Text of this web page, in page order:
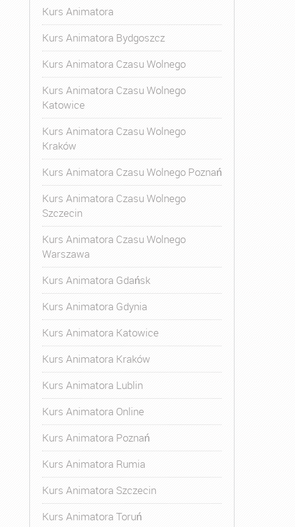
Kurs Animatora Czasu Wolnego,Kurs Animatora Czasu
Kurs Animatora
Kurs Animatora Bydgoszcz
Kurs Animatora Czasu Wolnego
Kurs Animatora Czasu Wolnego
Katowice
Kurs Animatora Czasu Wolnego
Kraków
Kurs Animatora Czasu Wolnego Poznań
Kurs Animatora Czasu Wolnego
Szczecin
Kurs Animatora Czasu Wolnego
Warszawa
Kurs Animatora Gdańsk
Kurs Animatora Gdynia
Kurs Animatora Katowice
Kurs Animatora Kraków
Kurs Animatora Lublin
Kurs Animatora Online
Kurs Animatora Poznań
Kurs Animatora Rumia
Kurs Animatora Szczecin
Kurs Animatora Toruń